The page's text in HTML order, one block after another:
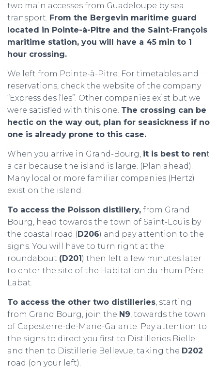
two main accesses from Guadeloupe by sea
transport. From the Bergevin maritime guard
located in Pointe-à-Pitre and the Saint-François
maritime station, you will have a 45 min to 1
hour crossing.
We left from Pointe-à-Pitre. For timetables and
reservations, check the website of the company
“Express des îles”. Other companies exist but we
were satisfied with this one. The crossing can be
hectic on the way out, plan for seasickness if no
one is already prone to this case.
When you arrive in Grand-Bourg, it is best to rent
a car because the island is large. (Plan ahead).
Many local or more familiar companies (Hertz)
exist on the island.
To access the Poisson distillery, from Grand
Bourg, head towards the town of Saint-Louis by
the coastal road (D206) and pay attention to the
signs. You will have to turn right at the
roundabout (D201) then left a few minutes later
to enter the site of the Habitation du rhum Père
Labat.
To access the other two distilleries, starting
from Grand Bourg, join the N9, towards the town
of Capesterre-de-Marie-Galante. Pay attention to
the signs to direct you first to Distilleries Bielle
and then to Distillerie Bellevue, taking the D202
road (on your left).